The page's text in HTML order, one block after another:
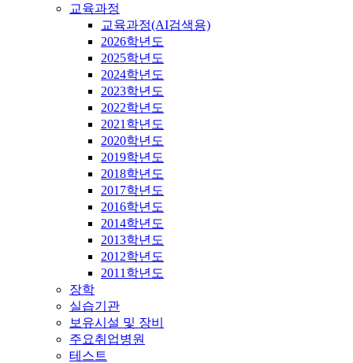
교육과정
교육과정(AI검색용)
2026학년도
2025학년도
2024학년도
2023학년도
2022학년도
2021학년도
2020학년도
2019학년도
2018학년도
2017학년도
2016학년도
2014학년도
2013학년도
2012학년도
2011학년도
장학
실습기관
보유시설 및 장비
주요취업병원
테스트